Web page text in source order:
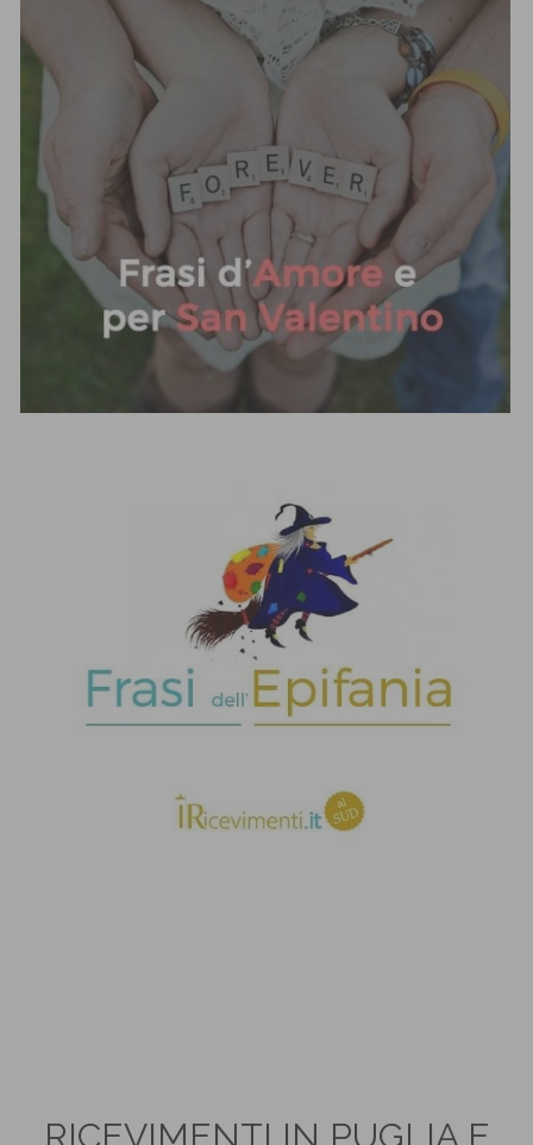
RICEVIMENTI IN PUGLIA E